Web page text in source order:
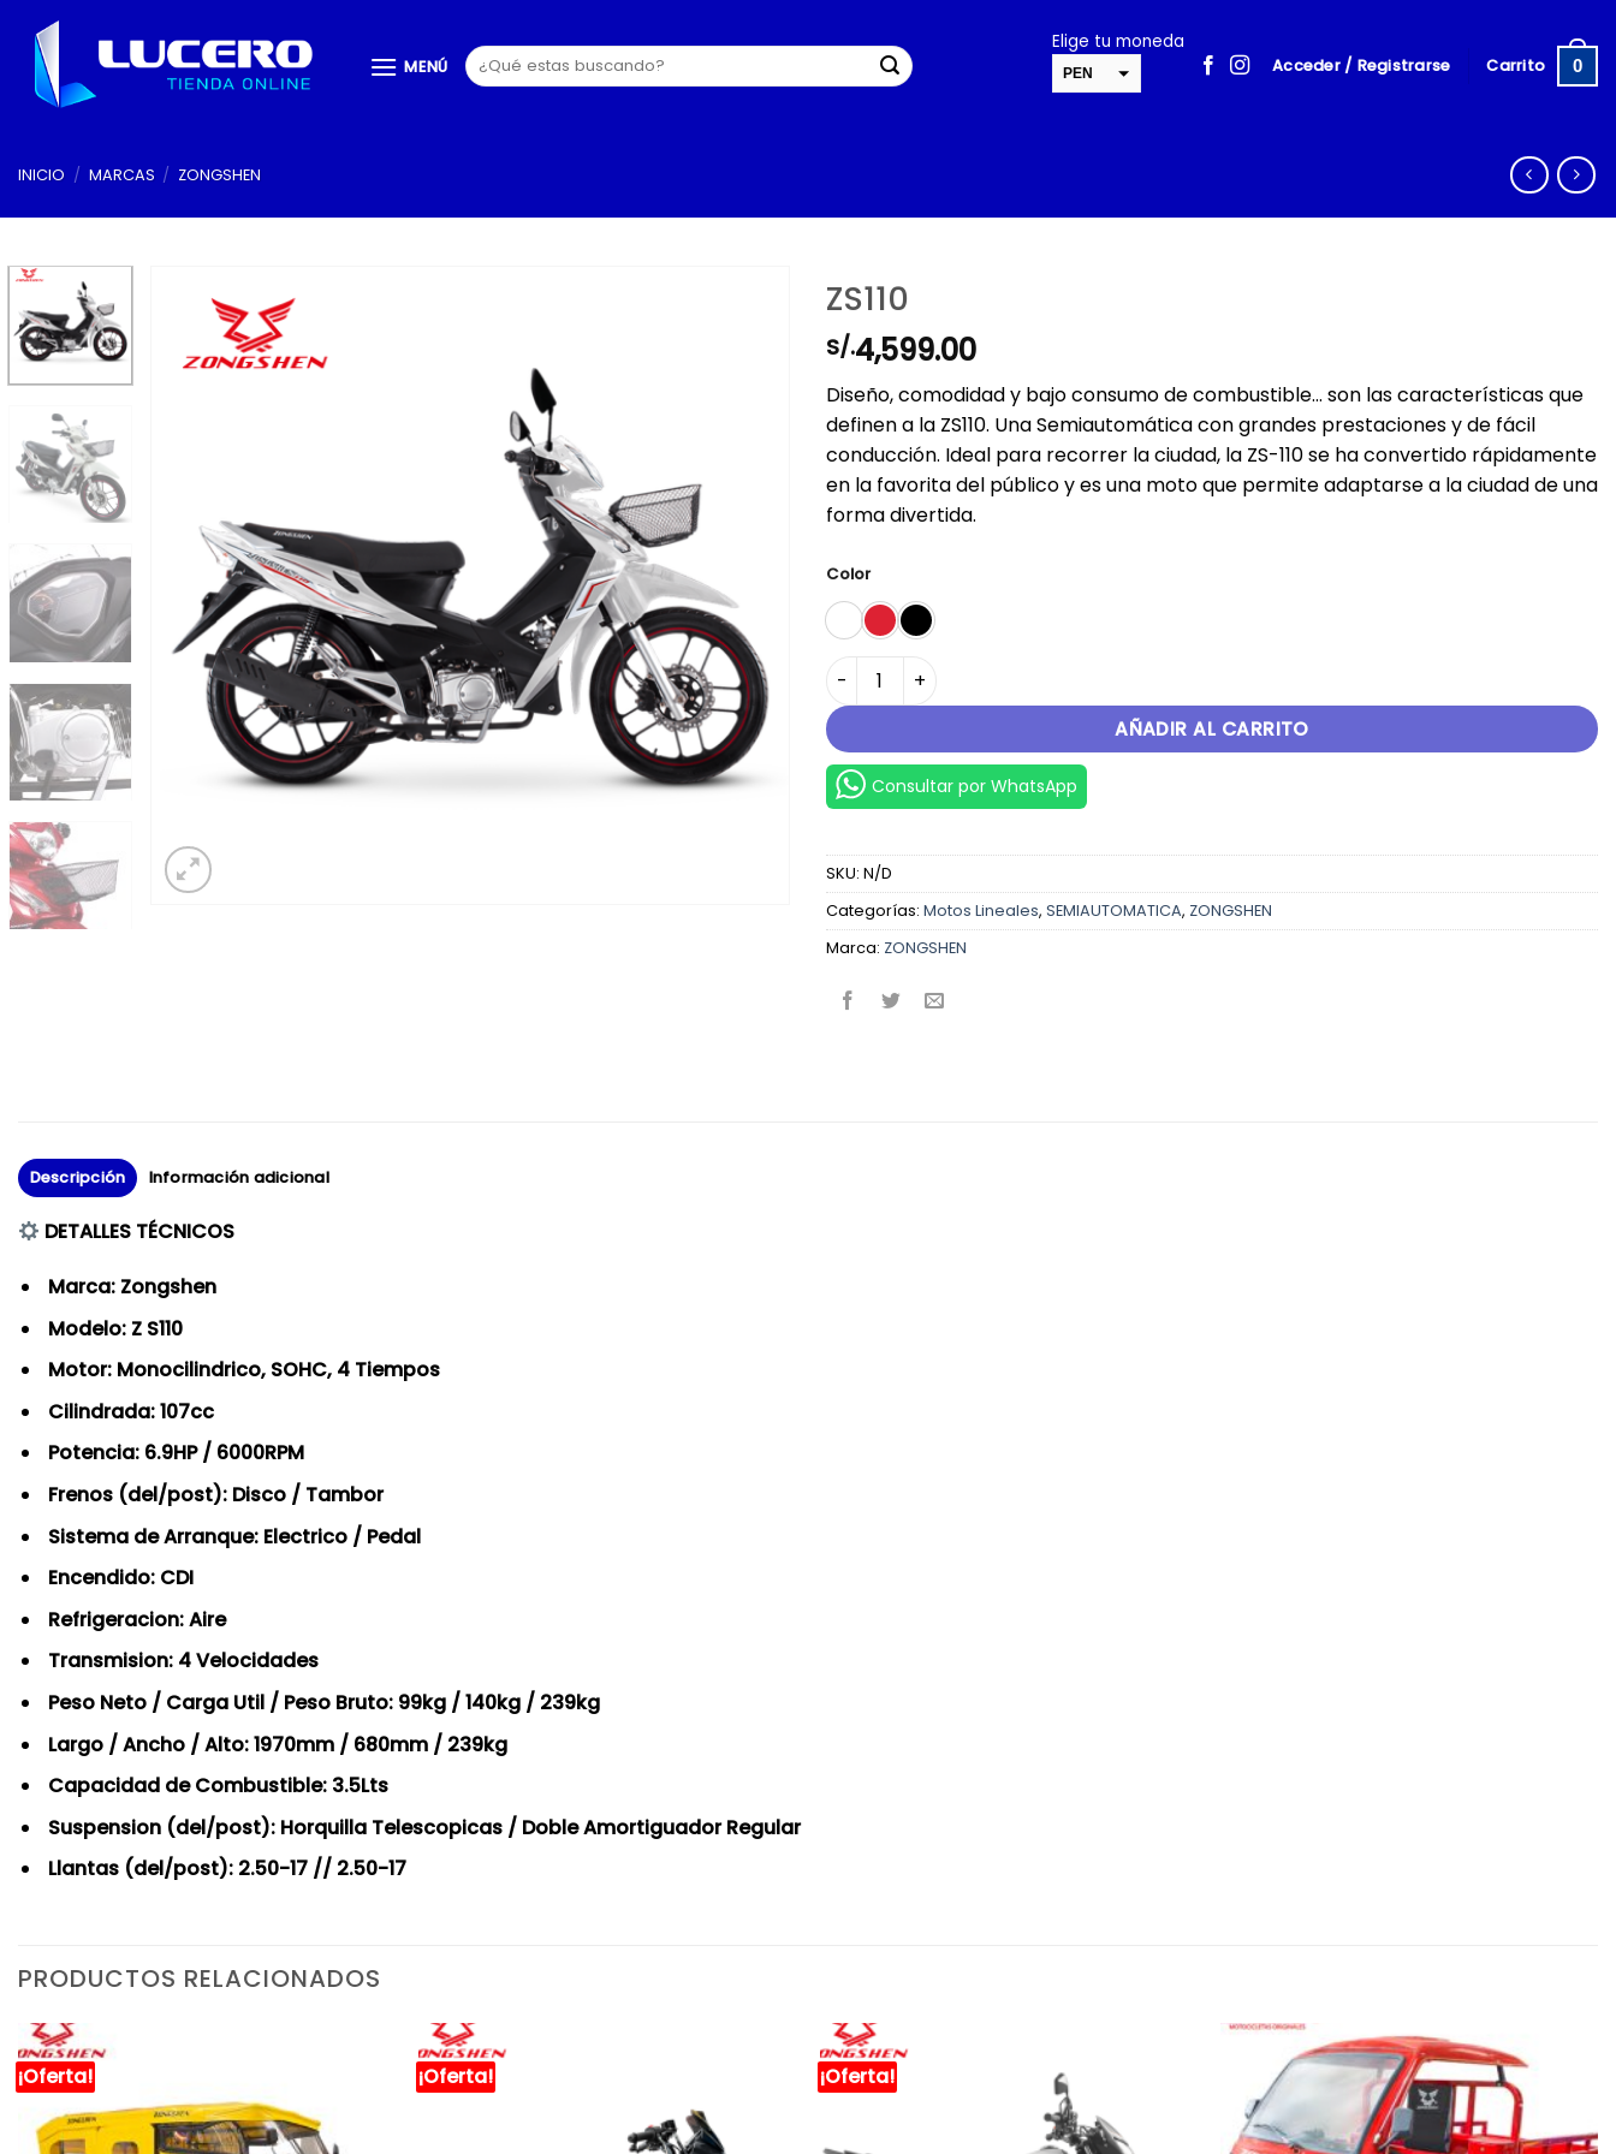
contenido
MENÚ
Buscar
por:
Elige tu moneda
PEN Acceder / Registrarse Carrito 0
INICIO / MARCAS / ZONGSHEN
ZS110
S/.4,599.00
Diseño, comodidad y bajo consumo de combustible… son las características que
definen a la ZS110. Una Semiautomática con grandes prestaciones y de fácil
conducción. Ideal para recorrer la ciudad, la ZS-110 se ha convertido rápidamente
en la favorita del público y es una moto que permite adaptarse a la ciudad de una
forma divertida.
Color
ZS110 cantidad
AÑADIR AL CARRITO
Consultar por WhatsApp
SKU: N/D
Categorías: Motos Lineales, SEMIAUTOMATICA, ZONGSHEN
Marca: ZONGSHEN
Descripción Información adicional
DETALLES TÉCNICOS
Marca: Zongshen
Modelo: Z S110
Motor: Monocilindrico, SOHC, 4 Tiempos
Cilindrada: 107cc
Potencia: 6.9HP / 6000RPM
Frenos (del/post): Disco / Tambor
Sistema de Arranque: Electrico / Pedal
Encendido: CDI
Refrigeracion: Aire
Transmision: 4 Velocidades
Peso Neto / Carga Util / Peso Bruto: 99kg / 140kg / 239kg
Largo / Ancho / Alto: 1970mm / 680mm / 239kg
Capacidad de Combustible: 3.5Lts
Suspension (del/post): Horquilla Telescopicas / Doble Amortiguador Regular
Llantas (del/post): 2.50-17 // 2.50-17
PRODUCTOS RELACIONADOS
¡Oferta! ¡Oferta! ¡Oferta!